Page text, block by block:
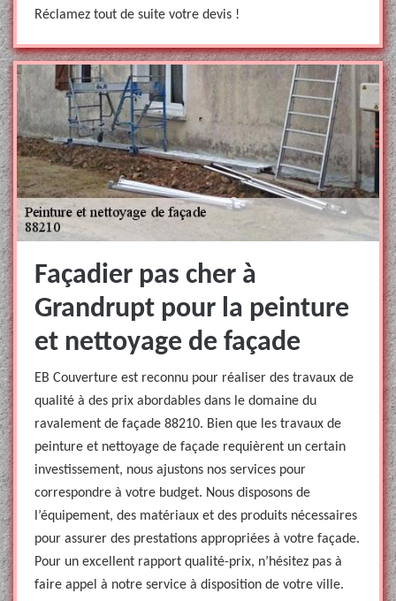
Réclamez tout de suite votre devis !
Façadier pas cher à
Grandrupt pour la peinture
et nettoyage de façade
EB Couverture est reconnu pour réaliser des travaux de
qualité à des prix abordables dans le domaine du
ravalement de façade 88210. Bien que les travaux de
peinture et nettoyage de façade requièrent un certain
investissement, nous ajustons nos services pour
correspondre à votre budget. Nous disposons de
l’équipement, des matériaux et des produits nécessaires
pour assurer des prestations appropriées à votre façade.
Pour un excellent rapport qualité-prix, n’hésitez pas à
faire appel à notre service à disposition de votre ville.